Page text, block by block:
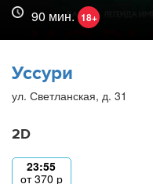
90 мин. 18+
Уссури
ул. Светланская, д. 31
2D
23:55
от370 р